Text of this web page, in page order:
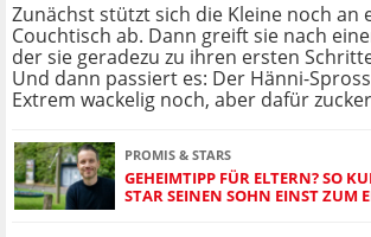
Zunächst stützt sich die Kleine noch an
Couchtisch ab. Dann greift sie nach
der sie geradezu zu ihren ersten
Und dann passiert es: Der Hänni-
Extrem wackelig noch, aber dafür
PROMIS & STARS
GEHEIMTIPP FÜR ELTERN? SO
STAR SEINEN SOHN EINST ZUM